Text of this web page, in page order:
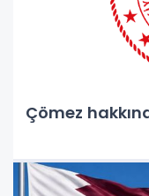
Çömez